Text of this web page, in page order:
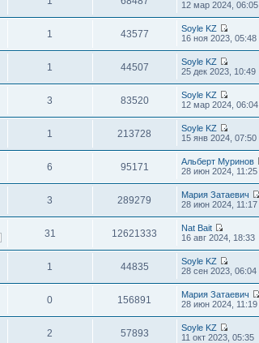
12 мар 2024, 06:05
1 43577
Soyle KZ
16 ноя 2023, 05:48
1 44507
Soyle KZ
25 дек 2023, 10:49
3 83520
Soyle KZ
12 мар 2024, 06:04
1 213728
Soyle KZ
15 янв 2024, 07:50
6 95171
Альберт Муринов
28 июн 2024, 11:25
3 289279
Мария Затаевич
28 июн 2024, 11:17
31 12621333
Nat Bait
16 авг 2024, 18:33
1 44835
Soyle KZ
28 сен 2023, 06:04
0 156891
Мария Затаевич
28 июн 2024, 11:19
2 57893
Soyle KZ
11 окт 2023, 05:35